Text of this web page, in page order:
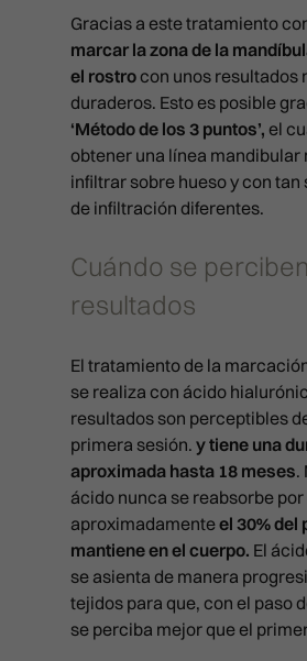
Gracias a este tratamiento
marcar la zona de la
el rostrocon unos resultados
duraderos. Esto es posible
‘Método de los 3 puntos’, el
obtener una línea mandibular
infiltrar sobre hueso y con tan
de infiltración diferentes.
Cuándo se
resultados
El tratamiento de la
se realiza con ácido
resultados son perceptibles
primera sesión. y tiene una
aproximada hasta 18 meses.
ácido nunca se reabsorbe
aproximadamenteel 30% del
mantiene en el cuerpo. El
se asienta de manera
tejidos para que, con el paso
se perciba mejor que el
PACK
PACK
PACK
LAS